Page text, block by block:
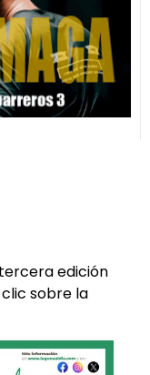
edición
clic sobre la